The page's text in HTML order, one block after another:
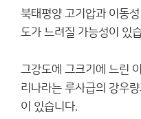
북태평양 고기압과 이동
도가 느려질 가능성이 있
그강도에 그크기에 느린
리나라는 루사급의 강우
이 있습니다.